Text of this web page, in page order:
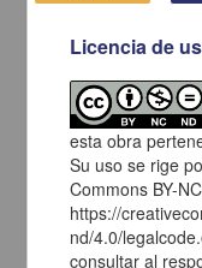
Carta de H. C. Pitman a
una fotografía
Pitman, H. C.
[sin fecha]
Multidisciplina
Licencia de
esta obra
Su uso se rige
Commons BY-
https://
nd/4.0/
consultar al